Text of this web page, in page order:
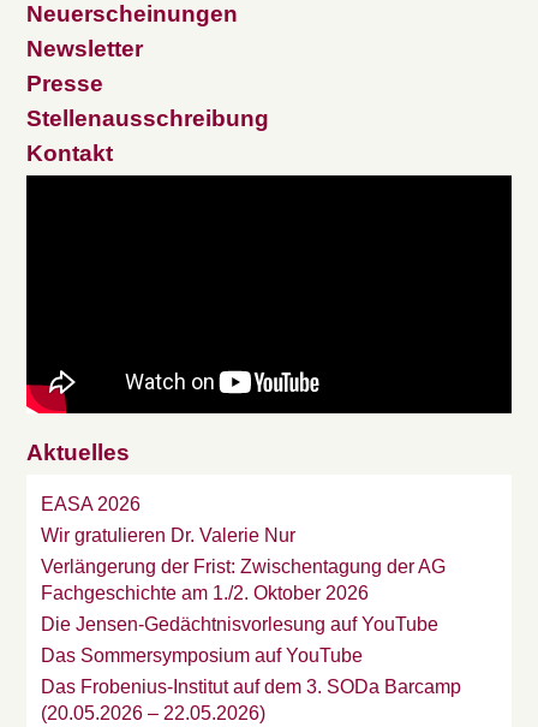
Neuerscheinungen
Newsletter
Presse
Stellenausschreibung
Kontakt
Aktuelles
EASA 2026
Wir gratulieren Dr. Valerie Nur
Verlängerung der Frist: Zwischentagung der AG
Fachgeschichte am 1./2. Oktober 2026
Die Jensen-Gedächtnisvorlesung auf YouTube
Das Sommersymposium auf YouTube
Das Frobenius-Institut auf dem 3. SODa Barcamp
(20.05.2026 – 22.05.2026)